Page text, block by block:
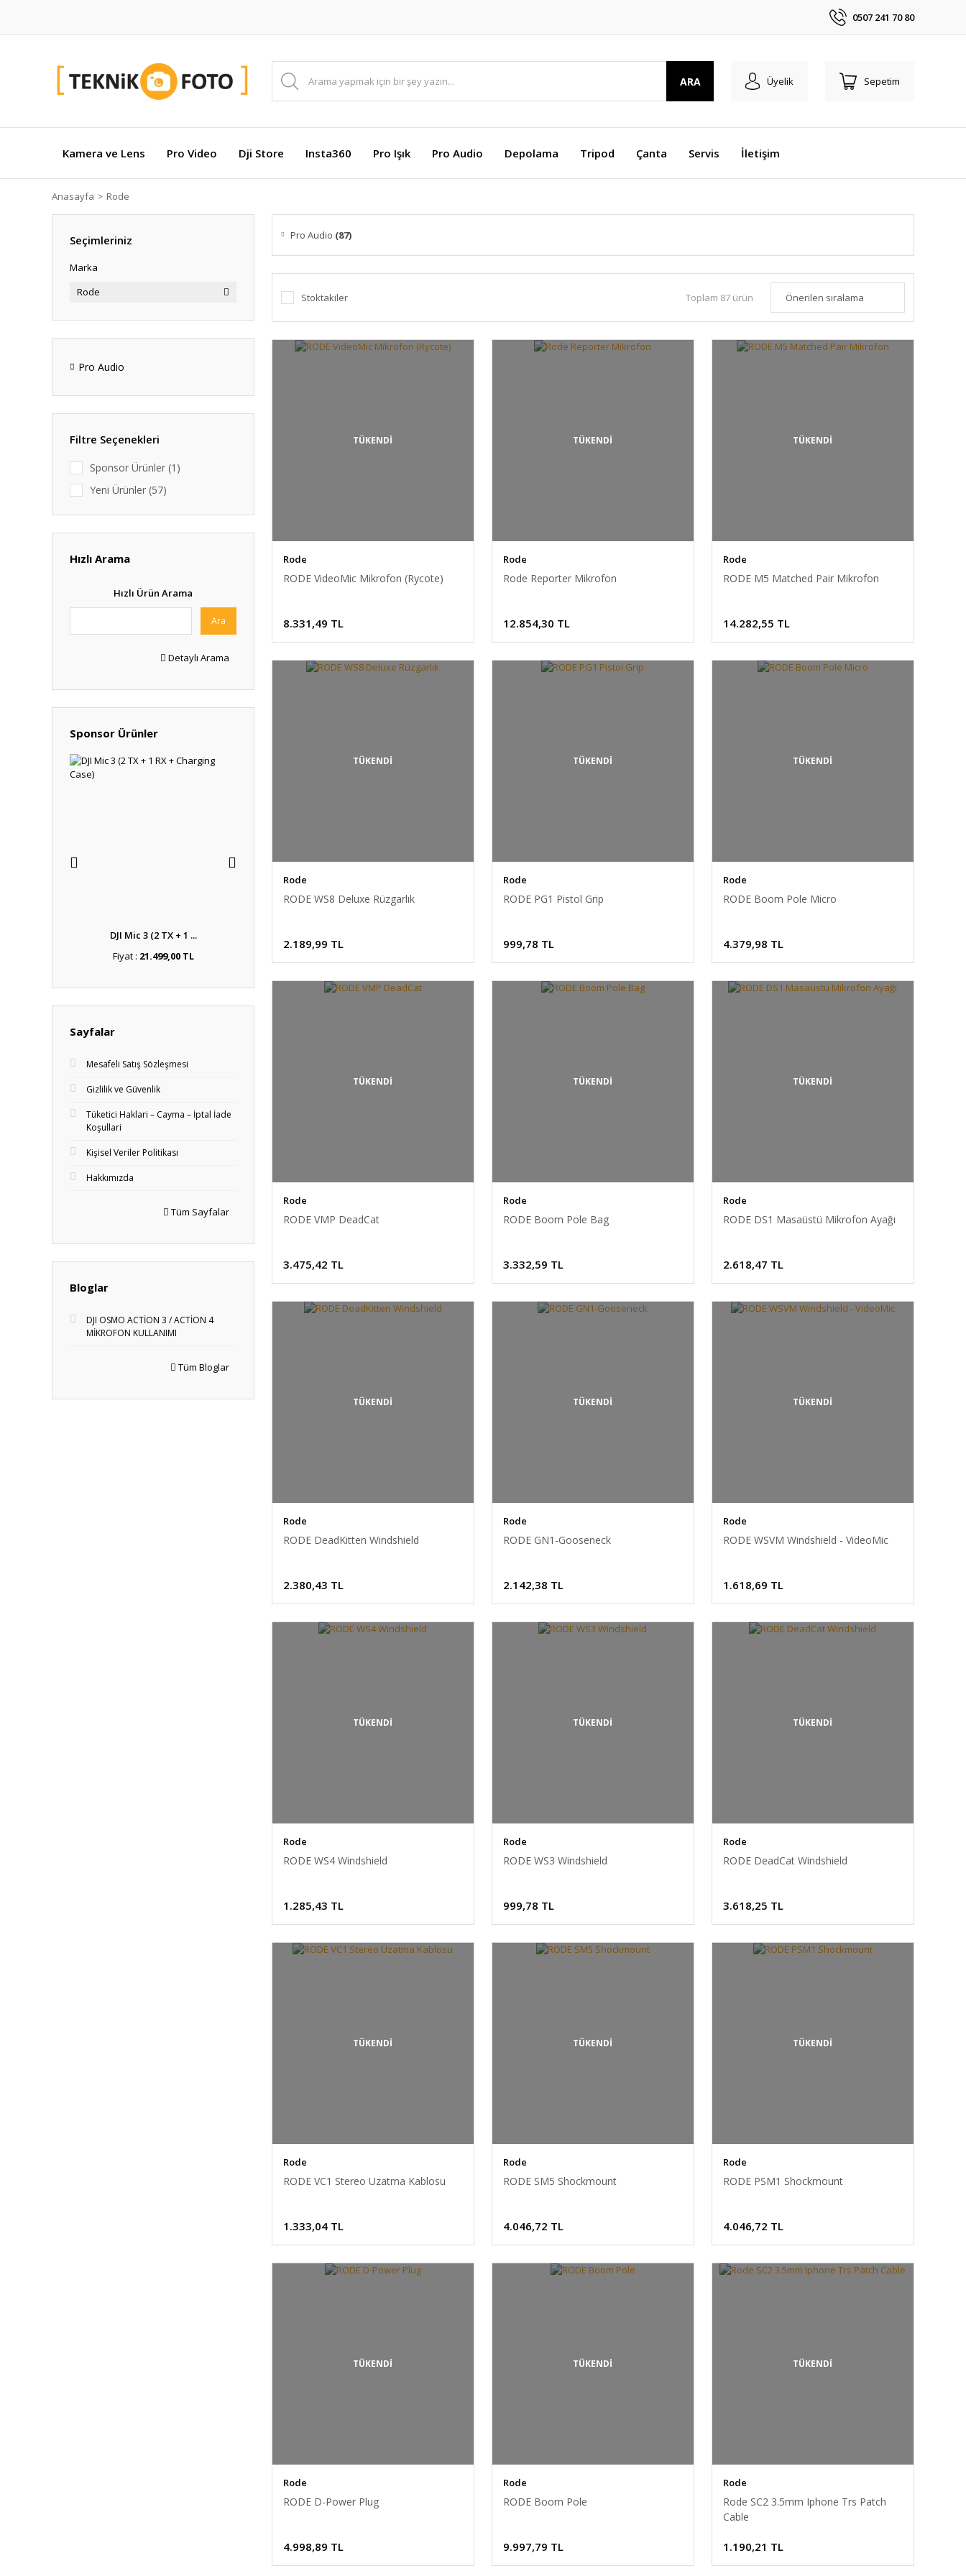
0507 241 70 80
ARA Üyelik Sepetim
Kamera ve Lens Pro Video Dji Store Insta360 Pro Işık Pro Audio Depolama Tripod Çanta Servis İletişim
Anasayfa Rode
Seçimleriniz
Marka
Rode
Pro Audio
Filtre Seçenekleri
Sponsor Ürünler (1)
Yeni Ürünler (57)
Hızlı Arama
Hızlı Ürün Arama
Ara
Detaylı Arama
Sponsor Ürünler
DJI Mic 3 (2 TX + 1 ...
Fiyat : 21.499,00 TL
Sayfalar
Mesafeli Satış Sözleşmesi
Gizlilik ve Güvenlik
Tüketici Haklari – Cayma – İptal İade
Koşullari
Kişisel Veriler Politikası
Hakkımızda
Tüm Sayfalar
Bloglar
DJI OSMO ACTİON 3 / ACTİON 4
MİKROFON KULLANIMI
Tüm Bloglar
Pro Audio (87)
Stoktakiler Toplam 87 ürün
TÜKENDİ
Rode
RODE VideoMic Mikrofon (Rycote)
8.331,49 TL
TÜKENDİ
Rode
Rode Reporter Mikrofon
12.854,30 TL
TÜKENDİ
Rode
RODE M5 Matched Pair Mikrofon
14.282,55 TL
TÜKENDİ
Rode
RODE WS8 Deluxe Rüzgarlık
2.189,99 TL
TÜKENDİ
Rode
RODE PG1 Pistol Grip
999,78 TL
TÜKENDİ
Rode
RODE Boom Pole Micro
4.379,98 TL
TÜKENDİ
Rode
RODE VMP DeadCat
3.475,42 TL
TÜKENDİ
Rode
RODE Boom Pole Bag
3.332,59 TL
TÜKENDİ
Rode
RODE DS1 Masaüstü Mikrofon Ayağı
2.618,47 TL
TÜKENDİ
Rode
RODE DeadKitten Windshield
2.380,43 TL
TÜKENDİ
Rode
RODE GN1-Gooseneck
2.142,38 TL
TÜKENDİ
Rode
RODE WSVM Windshield - VideoMic
1.618,69 TL
TÜKENDİ
Rode
RODE WS4 Windshield
1.285,43 TL
TÜKENDİ
Rode
RODE WS3 Windshield
999,78 TL
TÜKENDİ
Rode
RODE DeadCat Windshield
3.618,25 TL
TÜKENDİ
Rode
RODE VC1 Stereo Uzatma Kablosu
1.333,04 TL
TÜKENDİ
Rode
RODE SM5 Shockmount
4.046,72 TL
TÜKENDİ
Rode
RODE PSM1 Shockmount
4.046,72 TL
TÜKENDİ
Rode
RODE D-Power Plug
4.998,89 TL
TÜKENDİ
Rode
RODE Boom Pole
9.997,79 TL
TÜKENDİ
Rode
Rode SC2 3.5mm Iphone Trs Patch
Cable
1.190,21 TL